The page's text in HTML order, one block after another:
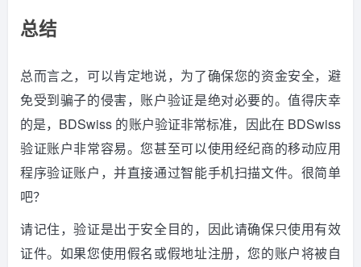
总结
总而言之，可以肯定地说，为了确保您的资金安全，避
免受到骗子的侵害，账户验证是绝对必要的。值得庆幸
的是，BDSwiss 的账户验证非常标准，因此在 BDSwiss
验证账户非常容易。您甚至可以使用经纪商的移动应用
程序验证账户，并直接通过智能手机扫描文件。很简单
吧？
请记住，验证是出于安全目的，因此请确保只使用有效
证件。如果您使用假名或假地址注册，您的账户将被自